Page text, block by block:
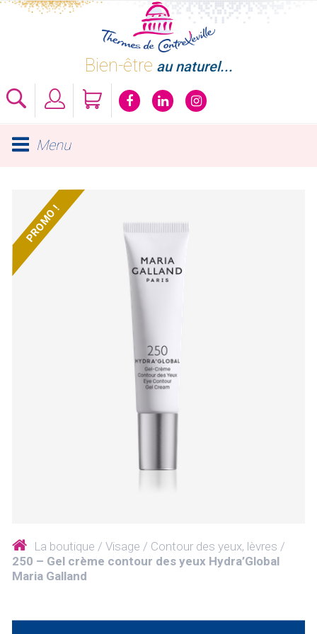
Skip
Bien-être au naturel...
Menu
PROMO !
La boutique Visage
Contour des yeux, lèvres
250 – Gel crème contour des yeux Hydra’Global
Maria Galland